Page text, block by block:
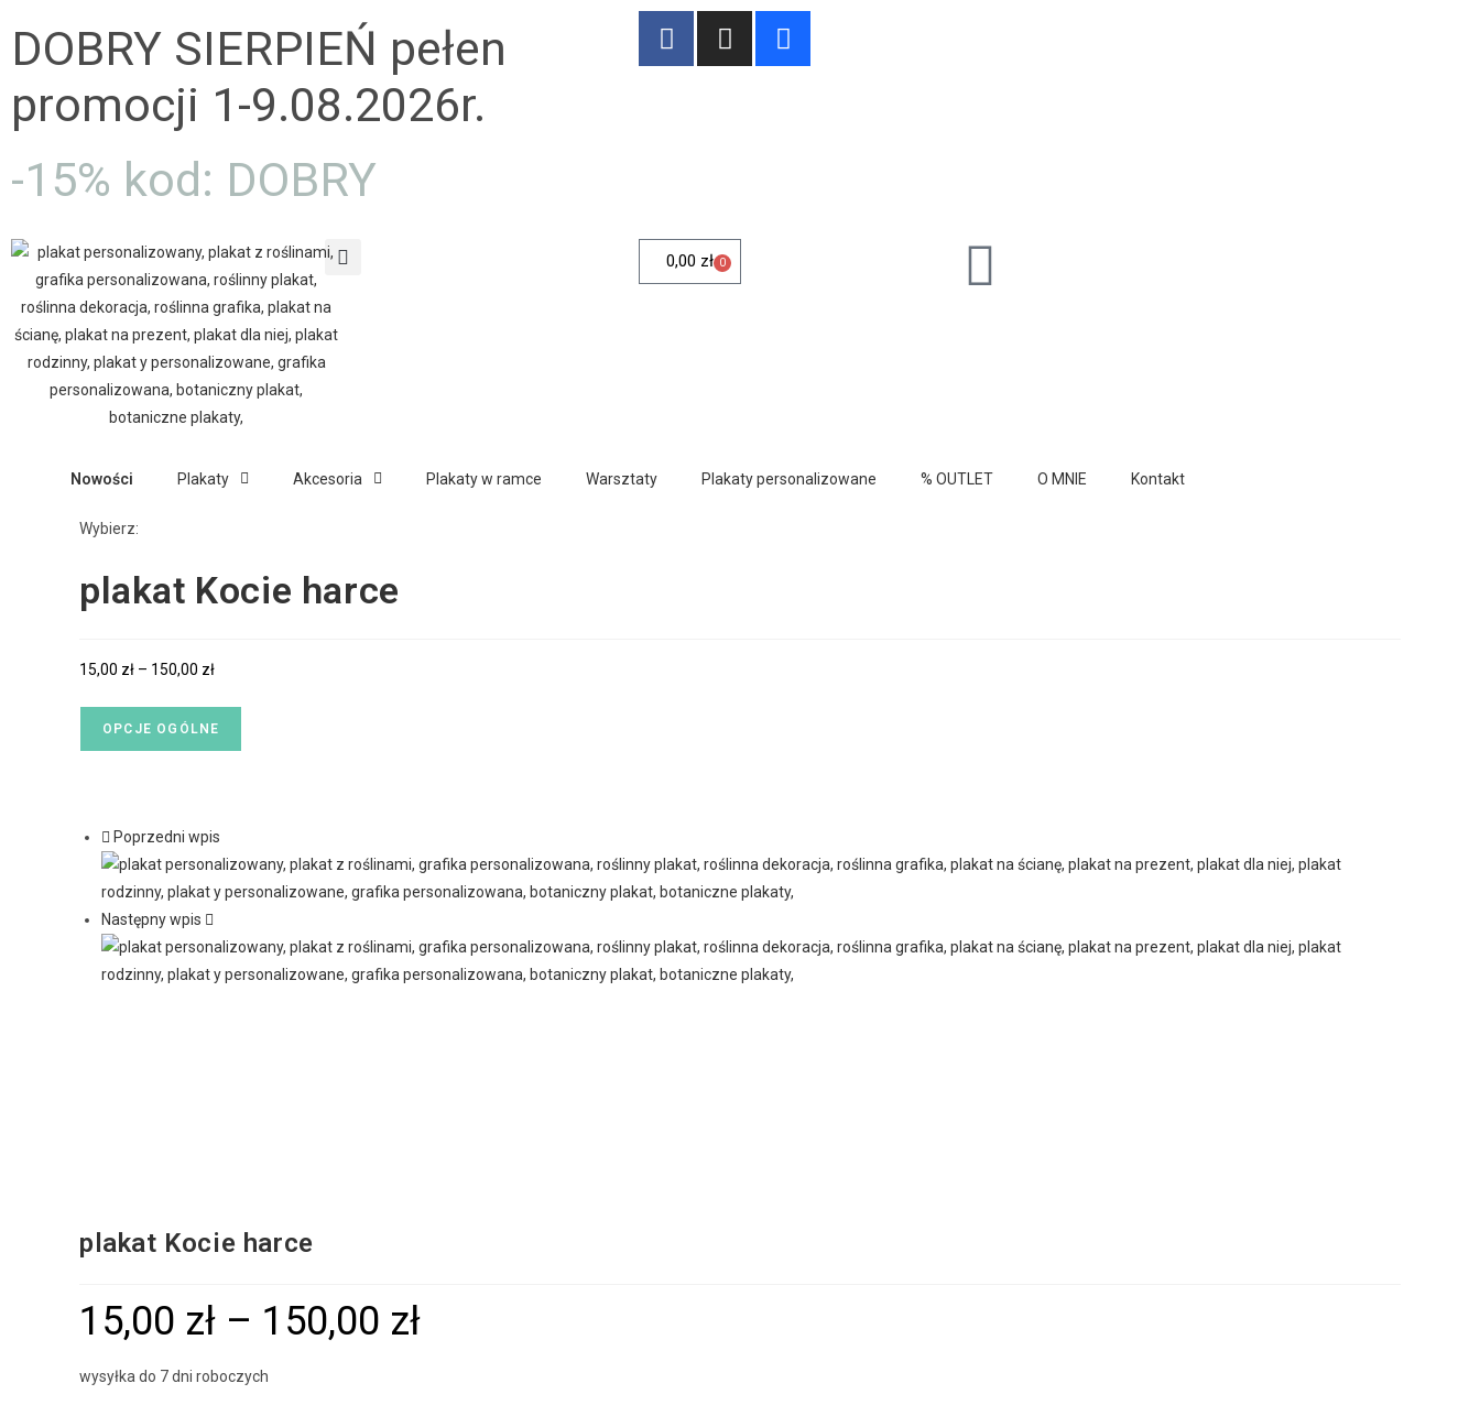
DOBRY SIERPIEŃ pełen
promocji 1-9.08.2026r.
-15% kod: DOBRY
0,00 zł 0
Nowości Plakaty Akcesoria Plakaty w ramce Warsztaty Plakaty personalizowane % OUTLET O MNIE Kontakt
Wybierz:
plakat Kocie harce
15,00 zł – 150,00 zł
OPCJE OGÓLNE
Poprzedni wpis
Następny wpis
plakat Kocie harce
15,00 zł – 150,00 zł
wysyłka do 7 dni roboczych